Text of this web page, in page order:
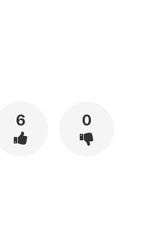
6 0